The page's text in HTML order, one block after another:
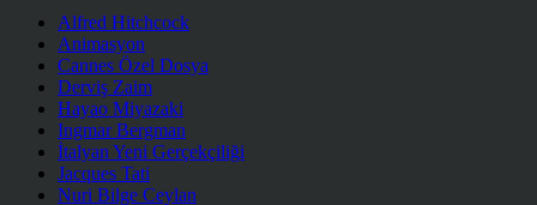
Alfred Hitchcock
Animasyon
Cannes Özel Dosya
Derviş Zaim
Hayao Miyazaki
Ingmar Bergman
İtalyan Yeni Gerçekçiliği
Jacques Tati
Nuri Bilge Ceylan